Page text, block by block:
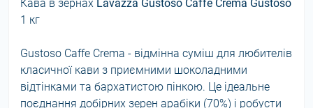
Кава в зернах Lavazza Gustoso Caffe Crema Gustoso
1 кг
Gustoso Caffe Crema - відмінна суміш для любителів
класичної кави з приємними шоколадними
відтінками та бархатистою пінкою. Це ідеальне
поєднання добірних зерен арабіки (70%) і робусти